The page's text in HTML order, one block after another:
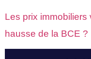
Les prix immobiliers
hausse de la BCE ?